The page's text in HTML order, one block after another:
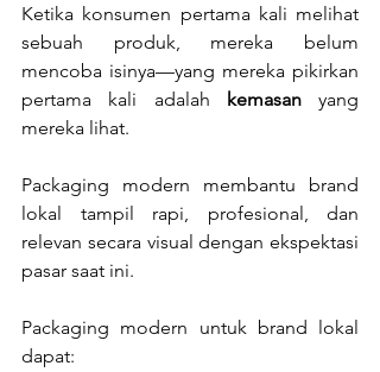
Ketika konsumen pertama kali melihat
sebuah produk, mereka belum
mencoba isinya—yang mereka pikirkan
pertama kali adalah kemasan yang
mereka lihat.
Packaging modern membantu brand
lokal tampil rapi, profesional, dan
relevan secara visual dengan ekspektasi
pasar saat ini.
Packaging modern untuk brand lokal
dapat: